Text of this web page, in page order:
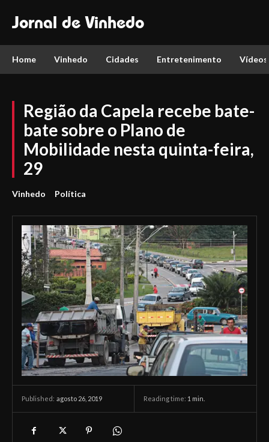
Jornal de Vinhedo
Home Vinhedo Cidades Entretenimento Vídeos
Região da Capela recebe bate-
bate sobre o Plano de
Mobilidade nesta quinta-feira,
29
Vinhedo Política
Published: agosto 26, 2019 Reading time: 1 min.